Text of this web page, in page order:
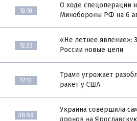
16:10
О ходе спецоперации
Минобороны РФ на 6
12:23
«Не летнее явление»:
России новые цели
12:12
Трамп угрожает
ракет у США
08:59
Украина совершила
дронов на